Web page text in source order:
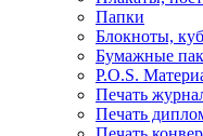
Папки
Блокноты,
Бумажные
P.O.S.
Печать
Печать